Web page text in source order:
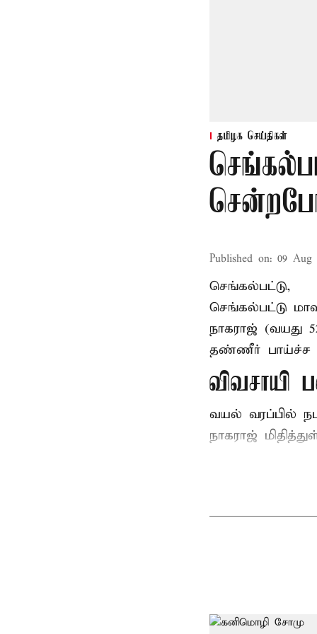
தமிழக செய்திகள்
Published on: 09 Aug
செங்கல்பட்டு,
செங்கல்பட்டு
நாகராஜ் (வயது
தண்ணீர் பாய்ச்ச
விவசாயி
வயல் வரப்பில்
நாகராஜ்